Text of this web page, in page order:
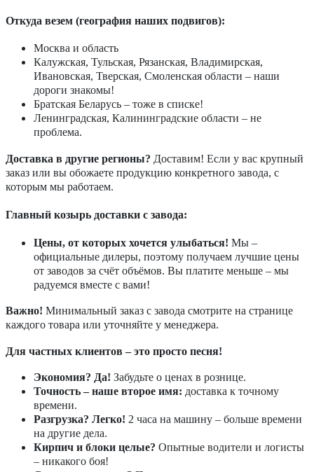
Откуда везем (география наших подвигов):
Москва и область
Калужская, Тульская, Рязанская, Владимирская,
Ивановская, Тверская, Смоленская области – наши
дороги знакомы!
Братская Беларусь – тоже в списке!
Ленинградская, Калининградские области – не
проблема.
Доставка в другие регионы? Доставим! Если у вас крупный
заказ или вы обожаете продукцию конкретного завода, с
которым мы работаем.
Главный козырь доставки с завода:
Цены, от которых хочется улыбаться! Мы –
официальные дилеры, поэтому получаем лучшие цены
от заводов за счёт объёмов. Вы платите меньше – мы
радуемся вместе с вами!
Важно! Минимальный заказ с завода смотрите на странице
каждого товара или уточняйте у менеджера.
Для частных клиентов – это просто песня!
Экономия? Да! Забудьте о ценах в рознице.
Точность – наше второе имя: доставка к точному
времени.
Разгрузка? Легко! 2 часа на машину – больше времени
на другие дела.
Кирпич и блоки целые? Опытные водители и логисты
– никакого боя!